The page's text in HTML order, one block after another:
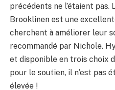
précédents ne l’étaient pas.
Brooklinen est une
cherchent à améliorer leur
recommandé par Nichole.
et disponible en trois choix
pour le soutien, il n’est pas
élevée !